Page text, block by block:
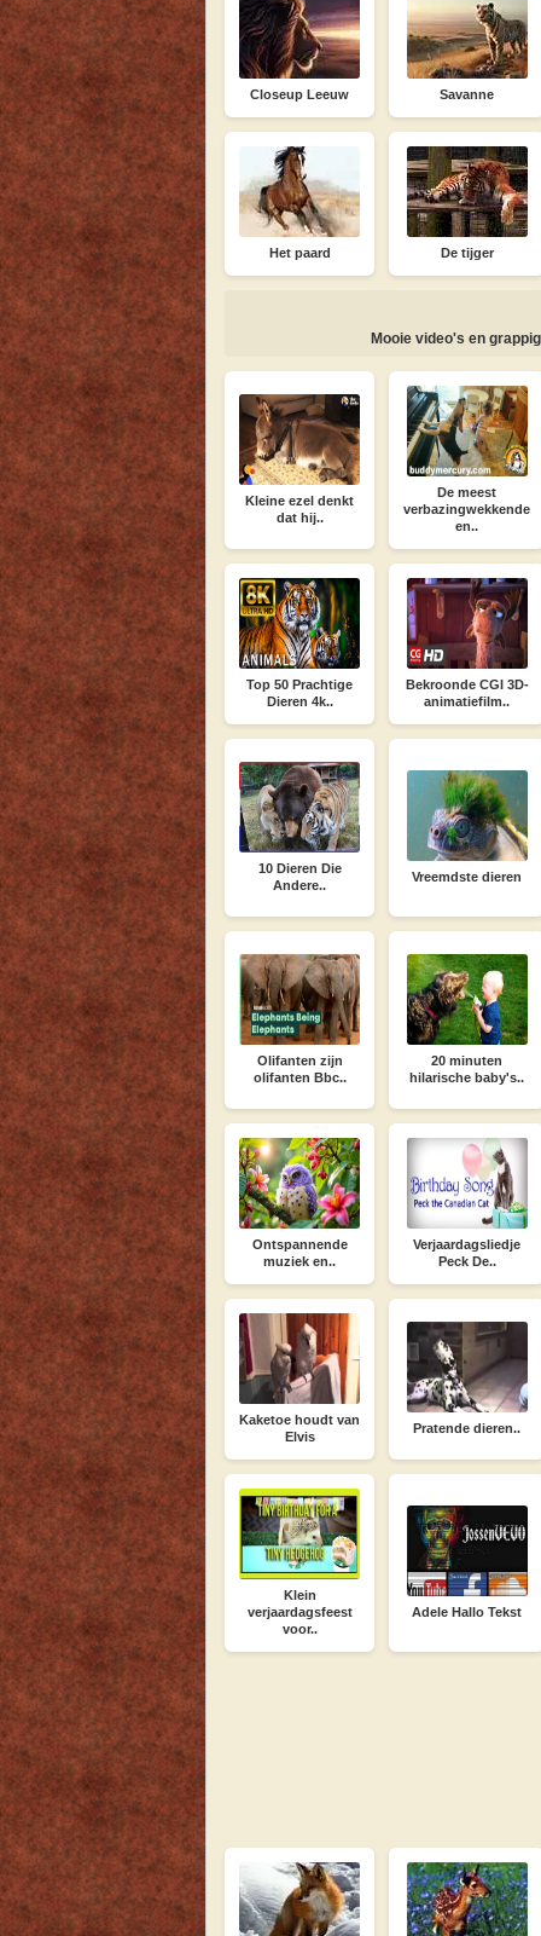
Closeup Leeuw Savanne
Het paard De tijger
Mooie video's en
Kleine ezel denkt
dat hij..
De meest
verbazingwekkende
en..
Top 50 Prachtige
Dieren 4k..
Bekroonde CGI 3D-
animatiefilm..
10 Dieren Die
Andere..
Vreemdste dieren
Olifanten zijn
olifanten Bbc..
20 minuten
hilarische baby's..
Ontspannende
muziek en..
Verjaardagsliedje
Peck De..
Kaketoe houdt van
Elvis
Pratende dieren..
Klein
verjaardagsfeest
voor..
Adele Hallo Tekst